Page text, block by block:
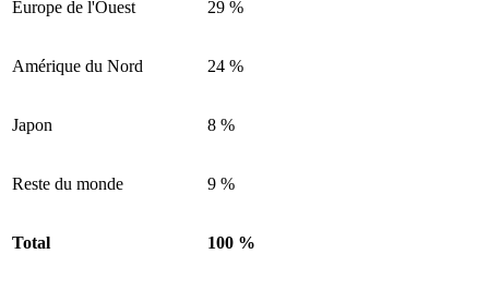
Europe de l'Ouest 29 %
Amérique du Nord 24 %
Japon 8 %
Reste du monde 9 %
Total 100 %